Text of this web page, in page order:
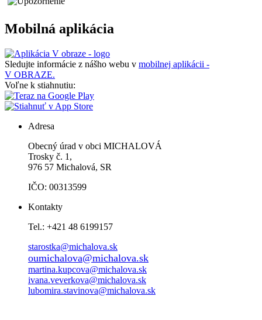
Mobilná aplikácia
Sledujte informácie z nášho webu v mobilnej aplikácii -
V OBRAZE.
Voľne k stiahnutiu:
Adresa
Obecný úrad v obci MICHALOVÁ
Trosky č. 1,
976 57 Michalová, SR
IČO: 00313599
Kontakty
Tel.: +421 48 6199157
starostka@michalova.sk
oumichalova@michalova.sk
martina.kupcova@michalova.sk
ivana.veverkova@michalova.sk
lubomira.stavinova@michalova.sk